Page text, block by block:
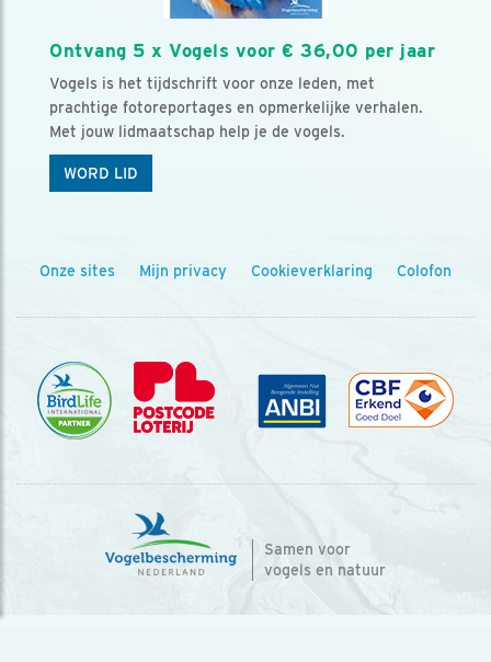
Ontvang 5 x Vogels voor € 36,00 per jaar
Vogels is het tijdschrift voor onze leden, met
prachtige fotoreportages en opmerkelijke verhalen.
Met jouw lidmaatschap help je de vogels.
WORD LID
Onze sites Mijn privacy Cookieverklaring Colofon
Samen voor
vogels en natuur